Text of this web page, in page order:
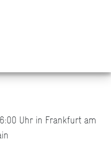
Uhr in Frankfurt am